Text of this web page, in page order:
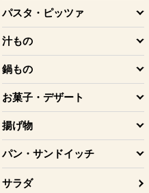
パスタ・ピッツァ
を開く
汁もの
を開く
鍋もの
を開く
お菓子・デザート
を開く
揚げ物
を開く
パン・サンドイッチ
を開く
サラダ